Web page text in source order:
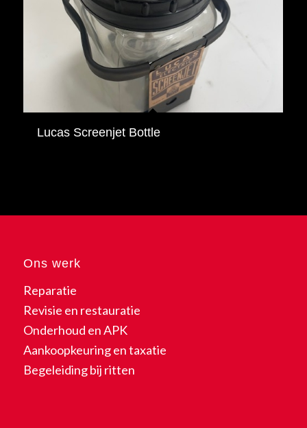
Lucas Screenjet Bottle
Ons werk
Reparatie
Revisie en restauratie
Onderhoud en APK
Aankoopkeuring en taxatie
Begeleiding bij ritten